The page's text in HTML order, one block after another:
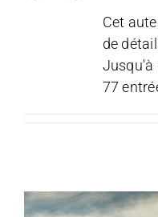
Cet
de
Jusqu'à
77